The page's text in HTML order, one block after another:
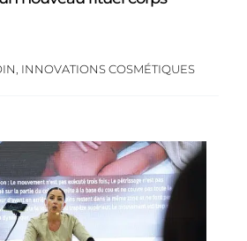
INNOVATIONS COSMÉTIQUES